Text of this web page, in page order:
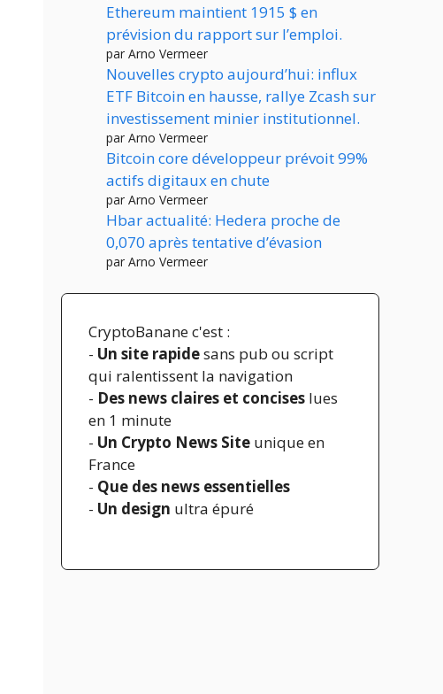
Ethereum maintient 1915 $ en
prévision du rapport sur l’emploi.
par Arno Vermeer
Nouvelles crypto aujourd’hui: influx
ETF Bitcoin en hausse, rallye Zcash sur
investissement minier institutionnel.
par Arno Vermeer
Bitcoin core développeur prévoit 99%
actifs digitaux en chute
par Arno Vermeer
Hbar actualité: Hedera proche de
0,070 après tentative d’évasion
par Arno Vermeer
CryptoBanane c'est :
- Un site rapidesans pub ou script
qui ralentissent la navigation
- Des news claires et concises lues
en 1 minute
- Un Crypto News Site unique en
France
- Que des news essentielles
- Un design ultra épuré